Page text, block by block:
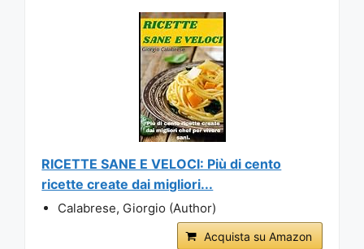
RICETTE SANE E VELOCI: Più di cento
ricette create dai migliori...
Calabrese, Giorgio (Author)
Acquista su Amazon